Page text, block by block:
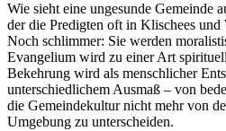
Wie sieht eine ungesunde Gemeinde
der die Predigten oft in Klischees und
Noch schlimmer: Sie werden
Evangelium wird zu einer Art
Bekehrung wird als menschlicher
unterschiedlichem Ausmaß – von
die Gemeindekultur nicht mehr von
Umgebung zu unterscheiden.